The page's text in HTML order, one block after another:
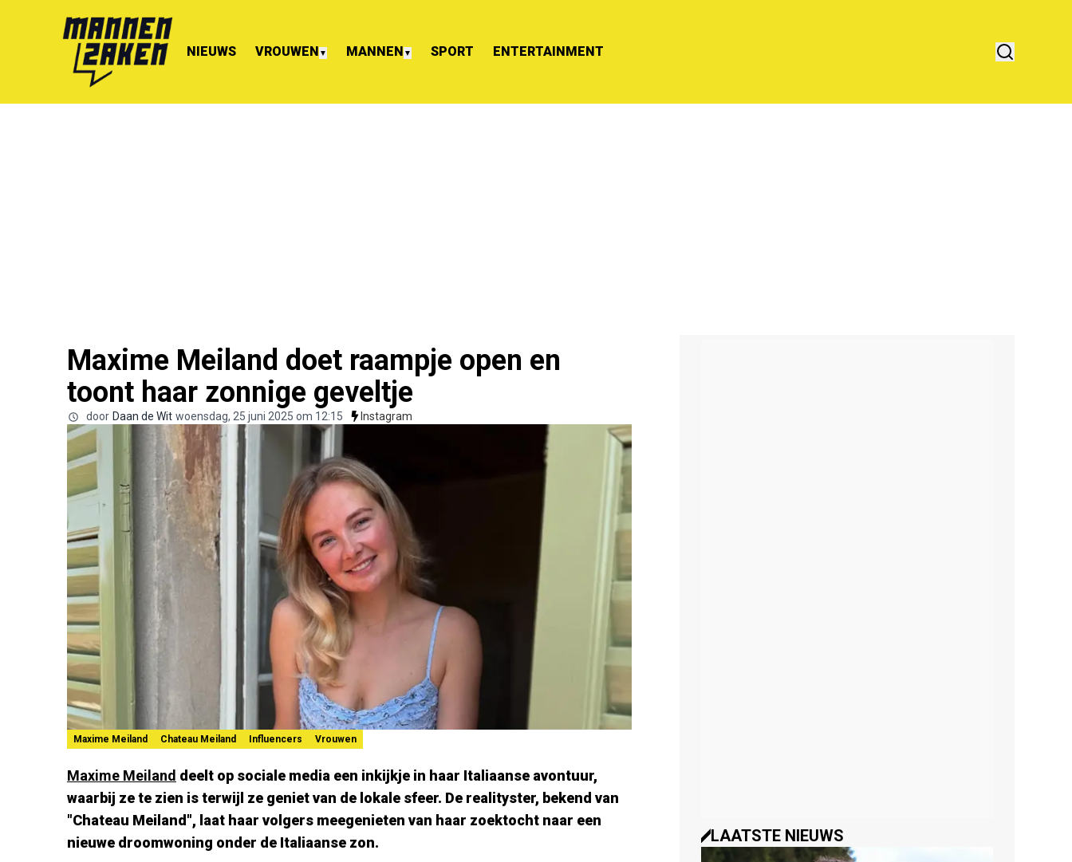
NIEUWS VROUWEN ▼ MANNEN ▼ SPORT ENTERTAINMENT
Maxime Meiland doet raampje open en
toont haar zonnige geveltje
door Daan de Wit woensdag, 25 juni 2025 om 12:15 Instagram
Maxime Meiland Chateau Meiland Influencers Vrouwen
Maxime Meiland deelt op sociale media een inkijkje in haar Italiaanse avontuur,
waarbij ze te zien is terwijl ze geniet van de lokale sfeer. De realityster, bekend van
"Chateau Meiland", laat haar volgers meegenieten van haar zoektocht naar een
nieuwe droomwoning onder de Italiaanse zon.
LAATSTE NIEUWS